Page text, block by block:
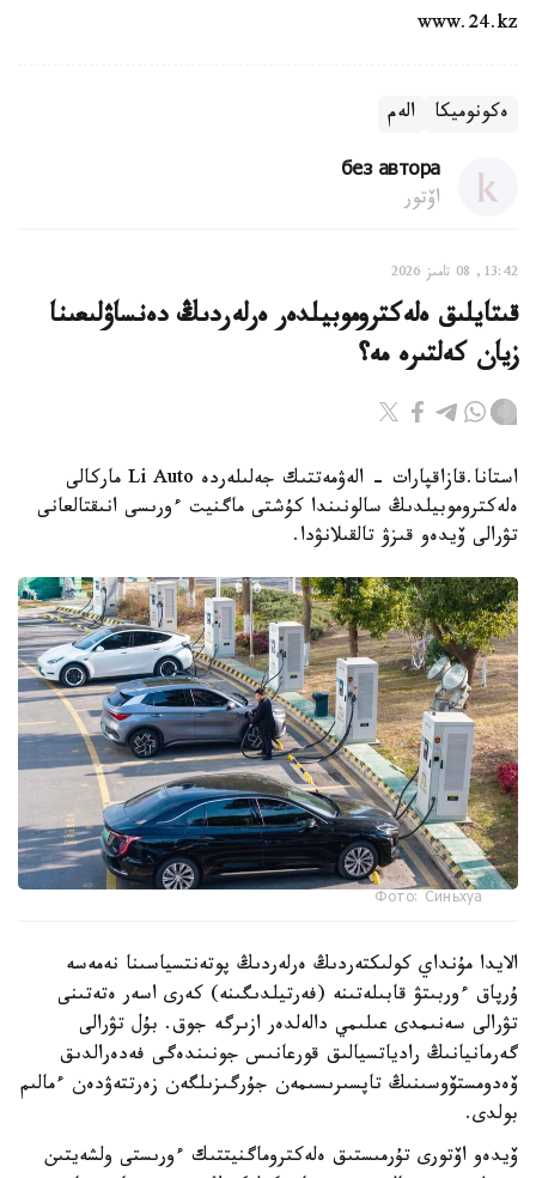
www.24.kz
ەكونوميكا الەم
без автора
اۆتور
13:42, 08 تامىز 2026
قىتايلىق ەلەكتروموبيلدەر ەرلەردىڭ دەنساۋلىعىنا
زيان كەلتىرە مە؟
استانا.قازاقپارات - الەۋمەتتىك جەلىلەردە Li Auto ماركالى
ەلەكتروموبيلدىڭ سالونىندا كۇشتى ماگنيت ءورىسى انىقتالعانى
تۋرالى ۆيدەو قىزۋ تالقىلانۋدا.
Фото: Синьхуа
الايدا مۇنداي كولىكتەردىڭ ەرلەردىڭ پوتەنتسياسىنا نەمەسە
ۇرپاق ءوربىتۋ قابىلەتىنە (فەرتيلدىگىنە) كەرى اسەر ەتەتىنى
تۋرالى سەنىمدى عىلىمي دالەلدەر ازىرگە جوق. بۇل تۋرالى
گەرمانيانىڭ رادياتسيالىق قورعانىس جونىندەگى فەدەرالدىق
ۆەدومستۆوسىنىڭ تاپسىرىسىمەن جۇرگىزىلگەن زەرتتەۋدەن ءمالىم
بولدى.
ۆيدەو اۆتورى تۇرمىستىق ەلەكتروماگنيتتىك ءورىستى ولشەيتىن